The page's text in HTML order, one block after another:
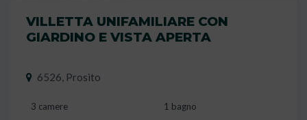
VILLETTA UNIFAMILIARE CON
GIARDINO E VISTA APERTA
6526, Prosito
3 camere 1 bagno